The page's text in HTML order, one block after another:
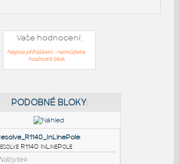
Vaše hodnocení:
Nejste přihlášeni - nemůžete
hodnotit blok